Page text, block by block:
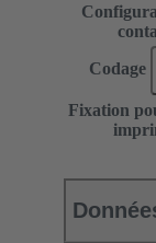
Codage
Fixation